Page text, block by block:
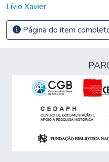
Lívio Xavier
Página do item